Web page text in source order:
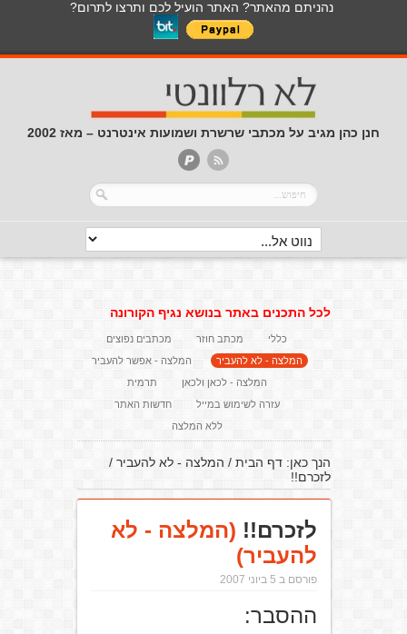
נהניתם מהאתר? האתר הועיל לכם ותרצו לתרום?
חנן כהן מגיב על מכתבי שרשרת ושמועות אינטרנט – מאז 2002
לכל התכנים באתר בנושא נגיף הקורונה
כללי מכתב חוזר
מכתבים נפוצים
המלצה - לא להעביר
המלצה - אפשר להעביר
המלצה - לכאן ולכאן
תרמית
עזרה לשימוש במייל
חדשות האתר
ללא המלצה
הנך כאן:דף הבית / המלצה - לא להעביר /
לזכרם!!
לזכרם!! (המלצה - לא
להעביר)
פורסם ב 5 ביוני 2007
ההסבר: